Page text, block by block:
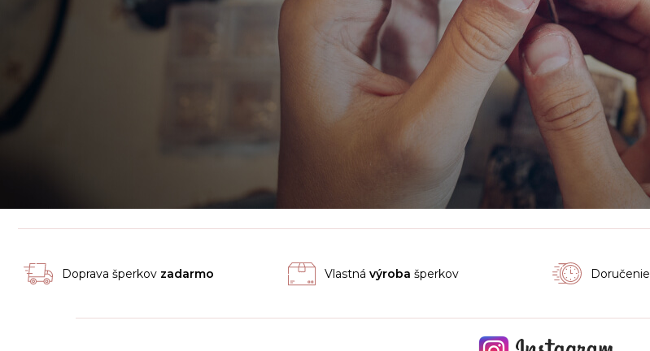
Doprava šperkov zadarmo Vlastná výroba šperkov Doručenie